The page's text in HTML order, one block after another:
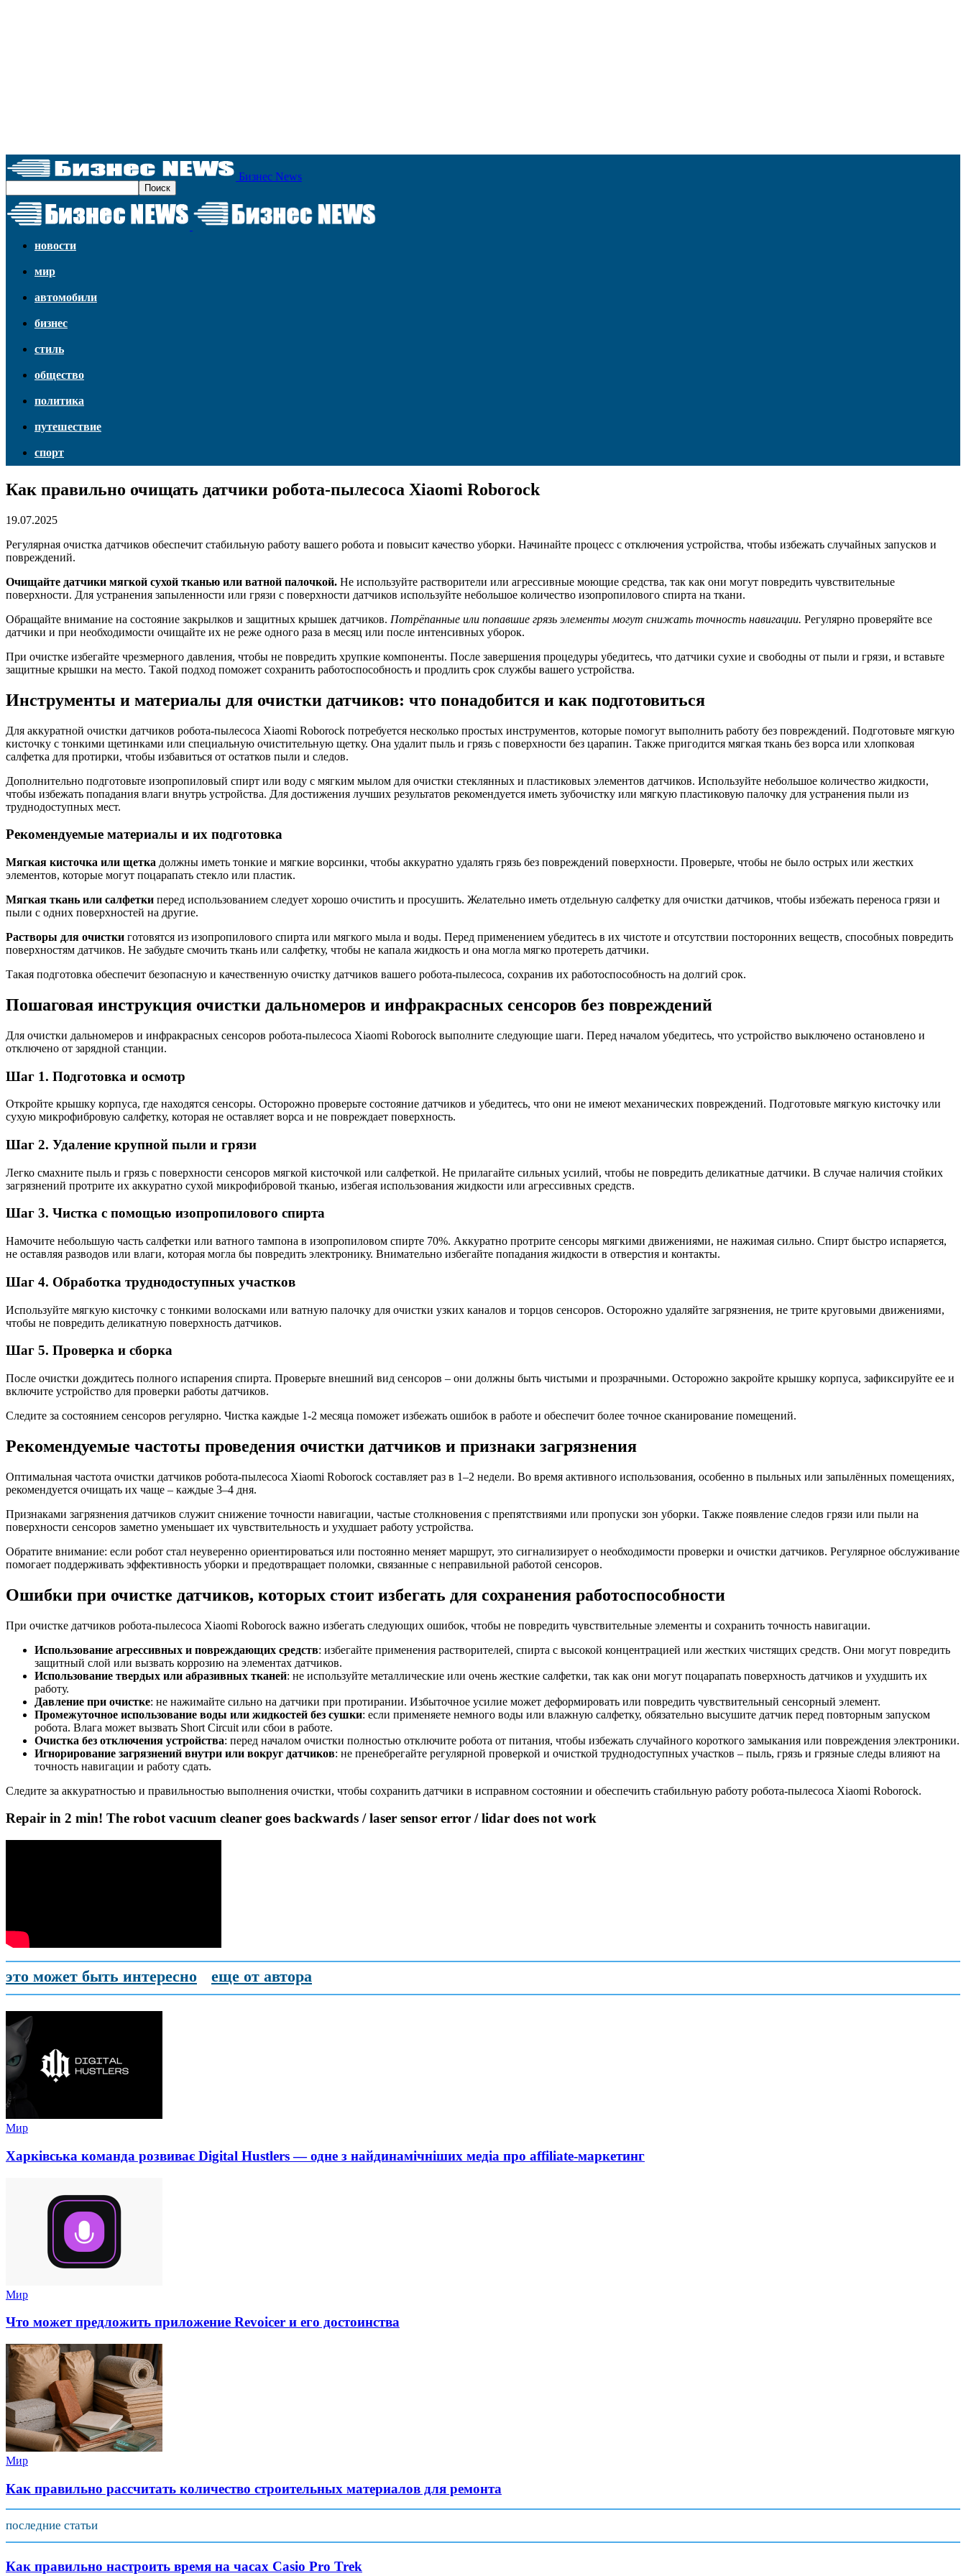
Бизнес News
новости
мир
автомобили
бизнес
стиль
общество
политика
путешествие
спорт
Как правильно очищать датчики робота-пылесоса Xiaomi Roborock
19.07.2025
Регулярная очистка датчиков обеспечит стабильную работу вашего робота и повысит качество уборки. Начинайте процесс с отключения устройства, чтобы избежать случайных запусков и
повреждений.
Очищайте датчики мягкой сухой тканью или ватной палочкой. Не используйте растворители или агрессивные моющие средства, так как они могут повредить чувствительные
поверхности. Для устранения запыленности или грязи с поверхности датчиков используйте небольшое количество изопропилового спирта на ткани.
Обращайте внимание на состояние закрылков и защитных крышек датчиков. Потрёпанные или попавшие грязь элементы могут снижать точность навигации. Регулярно проверяйте все
датчики и при необходимости очищайте их не реже одного раза в месяц или после интенсивных уборок.
При очистке избегайте чрезмерного давления, чтобы не повредить хрупкие компоненты. После завершения процедуры убедитесь, что датчики сухие и свободны от пыли и грязи, и вставьте
защитные крышки на место. Такой подход поможет сохранить работоспособность и продлить срок службы вашего устройства.
Инструменты и материалы для очистки датчиков: что понадобится и как подготовиться
Для аккуратной очистки датчиков робота-пылесоса Xiaomi Roborock потребуется несколько простых инструментов, которые помогут выполнить работу без повреждений. Подготовьте мягкую
кисточку с тонкими щетинками или специальную очистительную щетку. Она удалит пыль и грязь с поверхности без царапин. Также пригодится мягкая ткань без ворса или хлопковая
салфетка для протирки, чтобы избавиться от остатков пыли и следов.
Дополнительно подготовьте изопропиловый спирт или воду с мягким мылом для очистки стеклянных и пластиковых элементов датчиков. Используйте небольшое количество жидкости,
чтобы избежать попадания влаги внутрь устройства. Для достижения лучших результатов рекомендуется иметь зубочистку или мягкую пластиковую палочку для устранения пыли из
труднодоступных мест.
Рекомендуемые материалы и их подготовка
Мягкая кисточка или щетка должны иметь тонкие и мягкие ворсинки, чтобы аккуратно удалять грязь без повреждений поверхности. Проверьте, чтобы не было острых или жестких
элементов, которые могут поцарапать стекло или пластик.
Мягкая ткань или салфетки перед использованием следует хорошо очистить и просушить. Желательно иметь отдельную салфетку для очистки датчиков, чтобы избежать переноса грязи и
пыли с одних поверхностей на другие.
Растворы для очистки готовятся из изопропилового спирта или мягкого мыла и воды. Перед применением убедитесь в их чистоте и отсутствии посторонних веществ, способных повредить
поверхностям датчиков. Не забудьте смочить ткань или салфетку, чтобы не капала жидкость и она могла мягко протереть датчики.
Такая подготовка обеспечит безопасную и качественную очистку датчиков вашего робота-пылесоса, сохранив их работоспособность на долгий срок.
Пошаговая инструкция очистки дальномеров и инфракрасных сенсоров без повреждений
Для очистки дальномеров и инфракрасных сенсоров робота-пылесоса Xiaomi Roborock выполните следующие шаги. Перед началом убедитесь, что устройство выключено остановлено и
отключено от зарядной станции.
Шаг 1. Подготовка и осмотр
Откройте крышку корпуса, где находятся сенсоры. Осторожно проверьте состояние датчиков и убедитесь, что они не имеют механических повреждений. Подготовьте мягкую кисточку или
сухую микрофибровую салфетку, которая не оставляет ворса и не повреждает поверхность.
Шаг 2. Удаление крупной пыли и грязи
Легко смахните пыль и грязь с поверхности сенсоров мягкой кисточкой или салфеткой. Не прилагайте сильных усилий, чтобы не повредить деликатные датчики. В случае наличия стойких
загрязнений протрите их аккуратно сухой микрофибровой тканью, избегая использования жидкости или агрессивных средств.
Шаг 3. Чистка с помощью изопропилового спирта
Намочите небольшую часть салфетки или ватного тампона в изопропиловом спирте 70%. Аккуратно протрите сенсоры мягкими движениями, не нажимая сильно. Спирт быстро испаряется,
не оставляя разводов или влаги, которая могла бы повредить электронику. Внимательно избегайте попадания жидкости в отверстия и контакты.
Шаг 4. Обработка труднодоступных участков
Используйте мягкую кисточку с тонкими волосками или ватную палочку для очистки узких каналов и торцов сенсоров. Осторожно удаляйте загрязнения, не трите круговыми движениями,
чтобы не повредить деликатную поверхность датчиков.
Шаг 5. Проверка и сборка
После очистки дождитесь полного испарения спирта. Проверьте внешний вид сенсоров – они должны быть чистыми и прозрачными. Осторожно закройте крышку корпуса, зафиксируйте ее и
включите устройство для проверки работы датчиков.
Следите за состоянием сенсоров регулярно. Чистка каждые 1-2 месяца поможет избежать ошибок в работе и обеспечит более точное сканирование помещений.
Рекомендуемые частоты проведения очистки датчиков и признаки загрязнения
Оптимальная частота очистки датчиков робота-пылесоса Xiaomi Roborock составляет раз в 1–2 недели. Во время активного использования, особенно в пыльных или запылённых помещениях,
рекомендуется очищать их чаще – каждые 3–4 дня.
Признаками загрязнения датчиков служит снижение точности навигации, частые столкновения с препятствиями или пропуски зон уборки. Также появление следов грязи или пыли на
поверхности сенсоров заметно уменьшает их чувствительность и ухудшает работу устройства.
Обратите внимание: если робот стал неуверенно ориентироваться или постоянно меняет маршрут, это сигнализирует о необходимости проверки и очистки датчиков. Регулярное обслуживание
помогает поддерживать эффективность уборки и предотвращает поломки, связанные с неправильной работой сенсоров.
Ошибки при очистке датчиков, которых стоит избегать для сохранения работоспособности
При очистке датчиков робота-пылесоса Xiaomi Roborock важно избегать следующих ошибок, чтобы не повредить чувствительные элементы и сохранить точность навигации.
Использование агрессивных и повреждающих средств: избегайте применения растворителей, спирта с высокой концентрацией или жестких чистящих средств. Они могут повредить
защитный слой или вызвать коррозию на элементах датчиков.
Использование твердых или абразивных тканей: не используйте металлические или очень жесткие салфетки, так как они могут поцарапать поверхность датчиков и ухудшить их
работу.
Давление при очистке: не нажимайте сильно на датчики при протирании. Избыточное усилие может деформировать или повредить чувствительный сенсорный элемент.
Промежуточное использование воды или жидкостей без сушки: если применяете немного воды или влажную салфетку, обязательно высушите датчик перед повторным запуском
робота. Влага может вызвать Short Circuit или сбои в работе.
Очистка без отключения устройства: перед началом очистки полностью отключите робота от питания, чтобы избежать случайного короткого замыкания или повреждения электроники.
Игнорирование загрязнений внутри или вокруг датчиков: не пренебрегайте регулярной проверкой и очисткой труднодоступных участков – пыль, грязь и грязные следы влияют на
точность навигации и работу сдать.
Следите за аккуратностью и правильностью выполнения очистки, чтобы сохранить датчики в исправном состоянии и обеспечить стабильную работу робота-пылесоса Xiaomi Roborock.
Repair in 2 min! The robot vacuum cleaner goes backwards / laser sensor error / lidar does not work
это может быть интересно еще от автора
Мир
Харківська команда розвиває Digital Hustlers — одне з найдинамічніших медіа про affiliate-маркетинг
Мир
Что может предложить приложение Revoicer и его достоинства
Мир
Как правильно рассчитать количество строительных материалов для ремонта
последние статьи
Как правильно настроить время на часах Casio Pro Trek